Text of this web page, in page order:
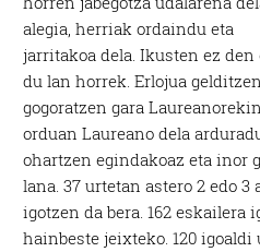
alegia, herriak ordaindu eta
jarritakoa dela. Ikusten ez
du lan horrek. Erlojua
gogoratzen gara
orduan Laureano dela
ohartzen egindakoaz eta inor
lana. 37 urtetan astero 2 edo
igotzen da bera. 162 eskailera
hainbeste jeixteko. 120 igoaldi